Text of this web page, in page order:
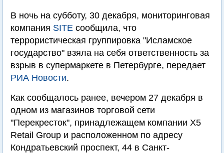
В ночь на субботу, 30 декабря, мониторинговая
компания SITE сообщила, что
террористическая группировка "Исламское
государство" взяла на себя ответственность за
взрыв в супермаркете в Петербурге, передает
РИА Новости.
Как сообщалось ранее, вечером 27 декабря в
одном из магазинов торговой сети
"Перекресток", принадлежащем компании X5
Retail Group и расположенном по адресу
Кондратьевский проспект, 44 в Санкт-